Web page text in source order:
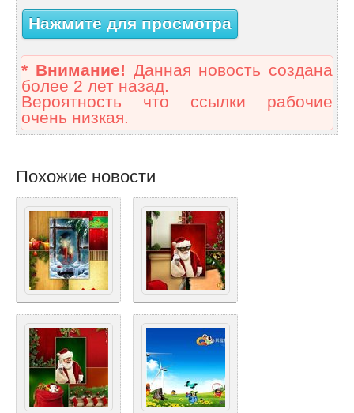
Нажмите для просмотра
* Внимание! Данная новость создана
более 2 лет назад.
Вероятность что ссылки рабочие
очень низкая.
Похожие новости